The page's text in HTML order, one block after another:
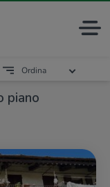
piano
Ordina